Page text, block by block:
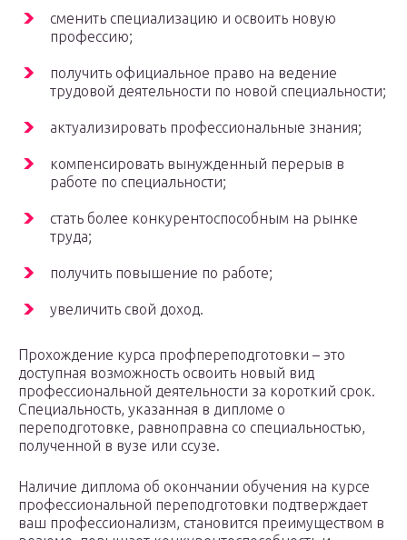
сменить специализацию и освоить новую
профессию;
получить официальное право на ведение
трудовой деятельности по новой специальности;
актуализировать профессиональные знания;
компенсировать вынужденный перерыв в
работе по специальности;
стать более конкурентоспособным на рынке
труда;
получить повышение по работе;
увеличить свой доход.
Прохождение курса профпереподготовки – это
доступная возможность освоить новый вид
профессиональной деятельности за короткий срок.
Специальность, указанная в дипломе о
переподготовке, равноправна со специальностью,
полученной в вузе или ссузе.
Наличие диплома об окончании обучения на курсе
профессиональной переподготовки подтверждает
ваш профессионализм, становится преимуществом в